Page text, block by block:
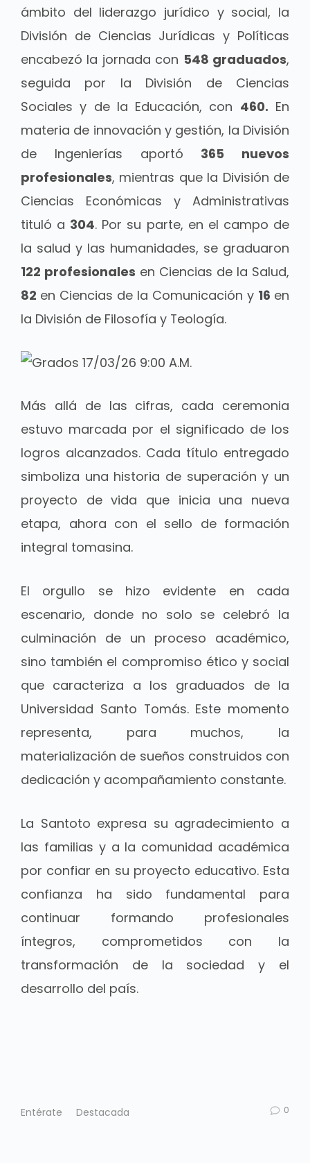
ámbito del liderazgo jurídico y social, la
División de Ciencias Jurídicas y Políticas
encabezó la jornada con 548 graduados,
seguida por la División de Ciencias
Sociales y de la Educación, con 460. En
materia de innovación y gestión, la División
de Ingenierías aportó 365 nuevos
profesionales, mientras que la División de
Ciencias Económicas y Administrativas
tituló a 304. Por su parte, en el campo de
la salud y las humanidades, se graduaron
122 profesionales en Ciencias de la Salud,
82 en Ciencias de la Comunicación y 16 en
la División de Filosofía y Teología.
Más allá de las cifras, cada ceremonia
estuvo marcada por el significado de los
logros alcanzados. Cada título entregado
simboliza una historia de superación y un
proyecto de vida que inicia una nueva
etapa, ahora con el sello de formación
integral tomasina.
El orgullo se hizo evidente en cada
escenario, donde no solo se celebró la
culminación de un proceso académico,
sino también el compromiso ético y social
que caracteriza a los graduados de la
Universidad Santo Tomás. Este momento
representa, para muchos, la
materialización de sueños construidos con
dedicación y acompañamiento constante.
La Santoto expresa su agradecimiento a
las familias y a la comunidad académica
por confiar en su proyecto educativo. Esta
confianza ha sido fundamental para
continuar formando profesionales
íntegros, comprometidos con la
transformación de la sociedad y el
desarrollo del país.
Entérate Destacada 0